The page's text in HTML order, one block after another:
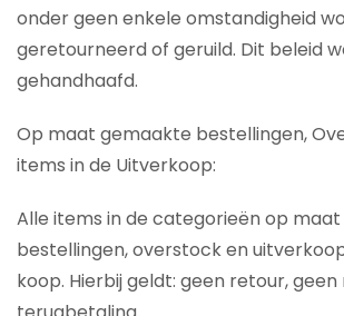
onder geen enkele omstandigheid
geretourneerd of geruild. Dit beleid
gehandhaafd.
Op maat gemaakte bestellingen,
items in de Uitverkoop:
Alle items in de categorieën op
bestellingen, overstock en
koop. Hierbij geldt: geen retour, geen